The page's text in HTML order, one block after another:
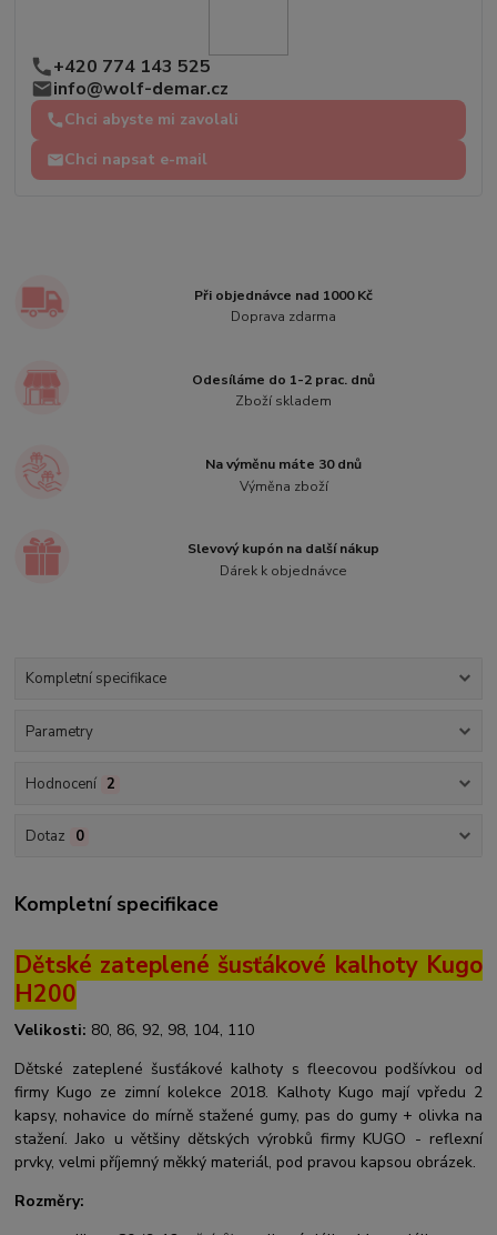
+420 774 143 525
info@wolf-demar.cz
Chci abyste mi zavolali
Chci napsat e-mail
Při objednávce nad 1000 Kč
Doprava zdarma
Odesíláme do 1-2 prac. dnů
Zboží skladem
Na výměnu máte 30 dnů
Výměna zboží
Slevový kupón na další nákup
Dárek k objednávce
Kompletní specifikace
Parametry
Hodnocení 2
Dotaz 0
Kompletní specifikace
Dětské zateplené šusťákové kalhoty Kugo
H200
Velikosti: 80, 86, 92, 98, 104, 110
Dětské zateplené šusťákové kalhoty s fleecovou podšívkou od
firmy Kugo ze zimní kolekce 2018. Kalhoty Kugo mají vpředu 2
kapsy, nohavice do mírně stažené gumy, pas do gumy + olivka na
stažení. Jako u většiny dětských výrobků firmy KUGO - reflexní
prvky, velmi příjemný měkký materiál, pod pravou kapsou obrázek.
Rozměry: